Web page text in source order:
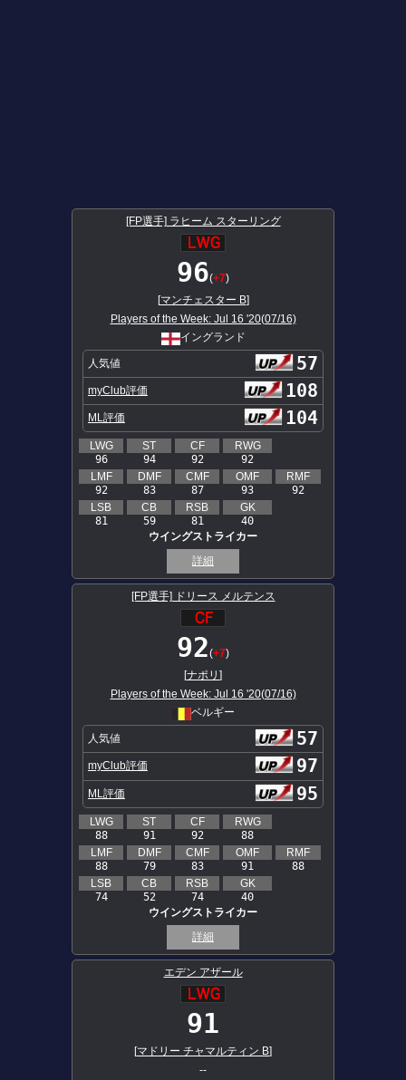
[FP選手] ラヒーム スターリング
96(+7)
[マンチェスター B]
Players of the Week: Jul 16 '20(07/16)
イングランド
人気値 57
myClub評価 108
ML評価 104
LWG
96
ST
94
CF
92
RWG
92
LMF
92
DMF
83
CMF
87
OMF
93
RMF
92
LSB
81
CB
59
RSB
81
GK
40
ウイングストライカー
詳細
[FP選手] ドリース メルテンス
92(+7)
[ナポリ ]
Players of the Week: Jul 16 '20(07/16)
ベルギー
人気値 57
myClub評価 97
ML評価 95
LWG
88
ST
91
CF
92
RWG
88
LMF
88
DMF
79
CMF
83
OMF
91
RMF
88
LSB
74
CB
52
RSB
74
GK
40
ウイングストライカー
詳細
エデン アザール
91
[マドリー チャマルティン B]
--